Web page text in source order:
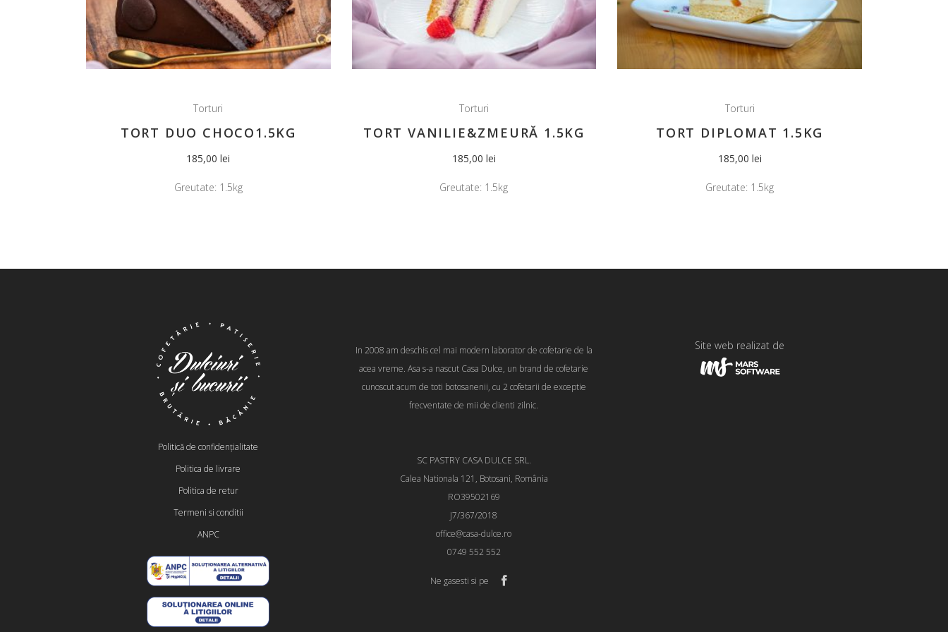
Torturi
TORT DUO CHOCO1.5KG
185,00lei
Greutate: 1.5kg
Torturi
TORT VANILIE&ZMEURĂ 1.5KG
185,00 lei
Greutate: 1.5kg
Torturi
TORT DIPLOMAT 1.5KG
185,00 lei
Greutate: 1.5kg
Politică de confidențialitate
Politica de livrare
Politica de retur
Termeni si conditii
ANPC
In 2008 am deschis cel mai modern laborator de cofetarie de la
acea vreme. Asa s-a nascut Casa Dulce, un brand de cofetarie
cunoscut acum de toti botosanenii, cu 2 cofetarii de exceptie
frecventate de mii de clienti zilnic.
SC PASTRY CASA DULCE SRL.
Calea Nationala 121, Botosani, România
RO39502169
J7/367/2018
office@casa-dulce.ro
0749 552 552
Ne gasesti si pe
Site web realizat de